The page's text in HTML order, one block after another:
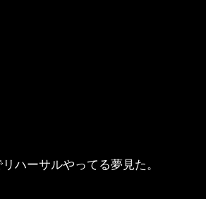
ハーサルやってる夢見た。